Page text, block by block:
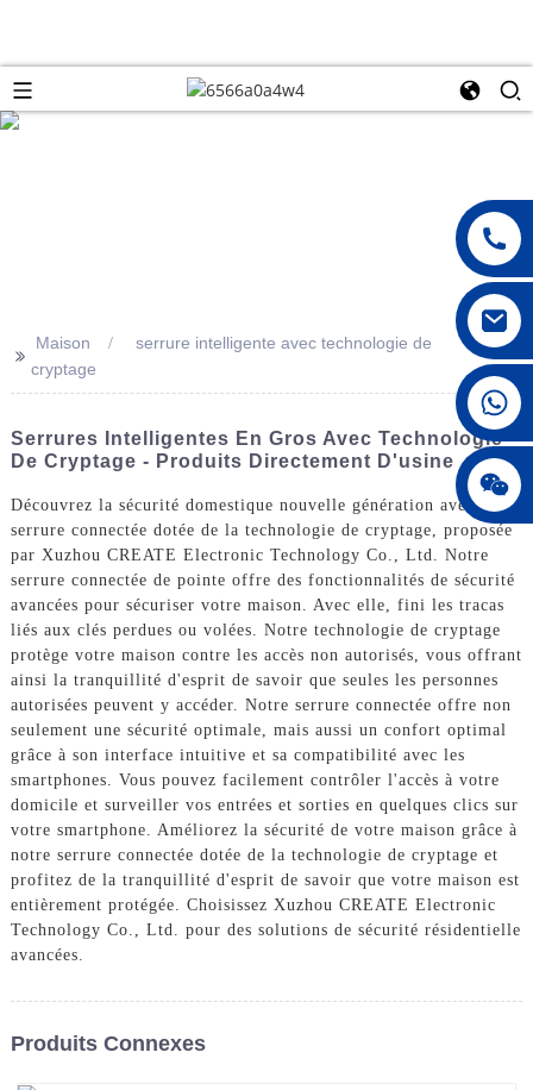
008615396811719
>> Maison
serrure intelligente avec technologie de
cryptage
Serrures Intelligentes En Gros Avec Technologie
De Cryptage - Produits Directement D'usine
Découvrez la sécurité domestique nouvelle génération avec notre
serrure connectée dotée de la technologie de cryptage, proposée
par Xuzhou CREATE Electronic Technology Co., Ltd. Notre
serrure connectée de pointe offre des fonctionnalités de sécurité
avancées pour sécuriser votre maison. Avec elle, fini les tracas
liés aux clés perdues ou volées. Notre technologie de cryptage
protège votre maison contre les accès non autorisés, vous offrant
ainsi la tranquillité d'esprit de savoir que seules les personnes
autorisées peuvent y accéder. Notre serrure connectée offre non
seulement une sécurité optimale, mais aussi un confort optimal
grâce à son interface intuitive et sa compatibilité avec les
smartphones. Vous pouvez facilement contrôler l'accès à votre
domicile et surveiller vos entrées et sorties en quelques clics sur
votre smartphone. Améliorez la sécurité de votre maison grâce à
notre serrure connectée dotée de la technologie de cryptage et
profitez de la tranquillité d'esprit de savoir que votre maison est
entièrement protégée. Choisissez Xuzhou CREATE Electronic
Technology Co., Ltd. pour des solutions de sécurité résidentielle
avancées.
Produits Connexes